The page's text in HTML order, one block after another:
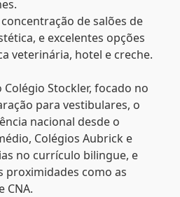
de salões de
e excelentes opções
veterinária, hotel e creche.
Stockler, focado no
para vestibulares, o
nacional desde o
Colégios Aubrick e
no currículo bilingue, e
proximidades como as
CNA.